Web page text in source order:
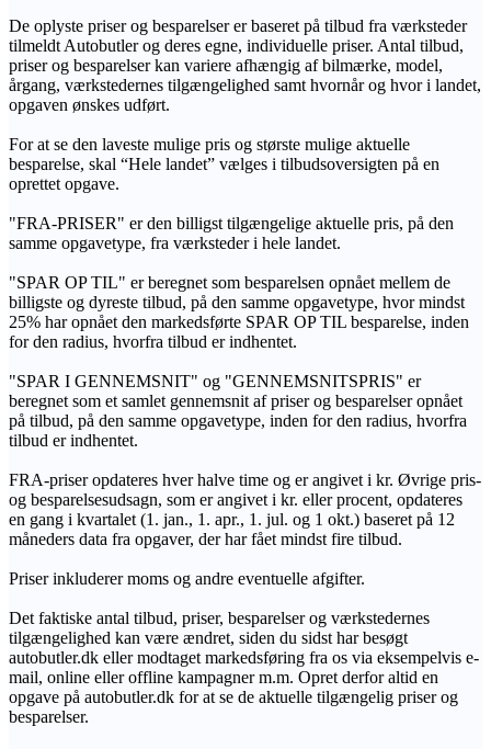
De oplyste priser og besparelser er baseret på tilbud fra værksteder
tilmeldt Autobutler og deres egne, individuelle priser. Antal tilbud,
priser og besparelser kan variere afhængig af bilmærke, model,
årgang, værkstedernes tilgængelighed samt hvornår og hvor i landet,
opgaven ønskes udført.
For at se den laveste mulige pris og største mulige aktuelle
besparelse, skal “Hele landet” vælges i tilbudsoversigten på en
oprettet opgave.
"FRA-PRISER" er den billigst tilgængelige aktuelle pris, på den
samme opgavetype, fra værksteder i hele landet.
"SPAR OP TIL" er beregnet som besparelsen opnået mellem de
billigste og dyreste tilbud, på den samme opgavetype, hvor mindst
25% har opnået den markedsførte SPAR OP TIL besparelse, inden
for den radius, hvorfra tilbud er indhentet.
"SPAR I GENNEMSNIT" og "GENNEMSNITSPRIS" er
beregnet som et samlet gennemsnit af priser og besparelser opnået
på tilbud, på den samme opgavetype, inden for den radius, hvorfra
tilbud er indhentet.
FRA-priser opdateres hver halve time og er angivet i kr. Øvrige pris-
og besparelsesudsagn, som er angivet i kr. eller procent, opdateres
en gang i kvartalet (1. jan., 1. apr., 1. jul. og 1 okt.) baseret på 12
måneders data fra opgaver, der har fået mindst fire tilbud.
Priser inkluderer moms og andre eventuelle afgifter.
Det faktiske antal tilbud, priser, besparelser og værkstedernes
tilgængelighed kan være ændret, siden du sidst har besøgt
autobutler.dk eller modtaget markedsføring fra os via eksempelvis e-
mail, online eller offline kampagner m.m. Opret derfor altid en
opgave på autobutler.dk for at se de aktuelle tilgængelig priser og
besparelser.